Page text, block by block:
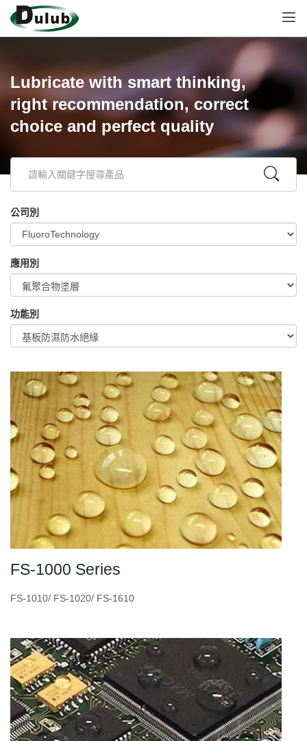
Lubricate with smart thinking,
right recommendation, correct
choice and perfect quality
公司別
應用別
功能別
FS-1000 Series
FS-1010/ FS-1020/ FS-1610